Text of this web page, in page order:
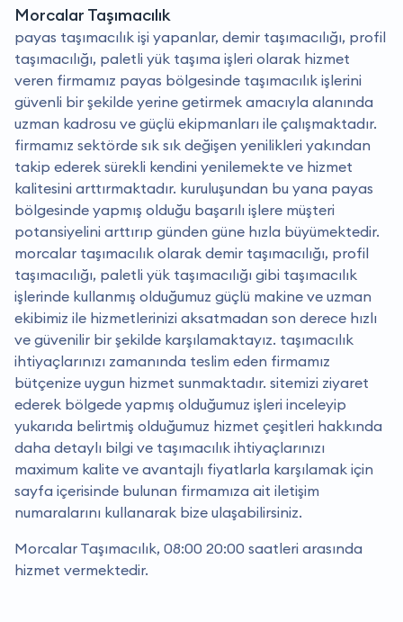
Morcalar Taşımacılık
payas taşımacılık işi yapanlar, demir taşımacılığı, profil
taşımacılığı, paletli yük taşıma işleri olarak hizmet
veren firmamız payas bölgesinde taşımacılık işlerini
güvenli bir şekilde yerine getirmek amacıyla alanında
uzman kadrosu ve güçlü ekipmanları ile çalışmaktadır.
firmamız sektörde sık sık değişen yenilikleri yakından
takip ederek sürekli kendini yenilemekte ve hizmet
kalitesini arttırmaktadır. kuruluşundan bu yana payas
bölgesinde yapmış olduğu başarılı işlere müşteri
potansiyelini arttırıp günden güne hızla büyümektedir.
morcalar taşımacılık olarak demir taşımacılığı, profil
taşımacılığı, paletli yük taşımacılığı gibi taşımacılık
işlerinde kullanmış olduğumuz güçlü makine ve uzman
ekibimiz ile hizmetlerinizi aksatmadan son derece hızlı
ve güvenilir bir şekilde karşılamaktayız. taşımacılık
ihtiyaçlarınızı zamanında teslim eden firmamız
bütçenize uygun hizmet sunmaktadır. sitemizi ziyaret
ederek bölgede yapmış olduğumuz işleri inceleyip
yukarıda belirtmiş olduğumuz hizmet çeşitleri hakkında
daha detaylı bilgi ve taşımacılık ihtiyaçlarınızı
maximum kalite ve avantajlı fiyatlarla karşılamak için
sayfa içerisinde bulunan firmamıza ait iletişim
numaralarını kullanarak bize ulaşabilirsiniz.
Morcalar Taşımacılık, 08:00 20:00 saatleri arasında
hizmet vermektedir.